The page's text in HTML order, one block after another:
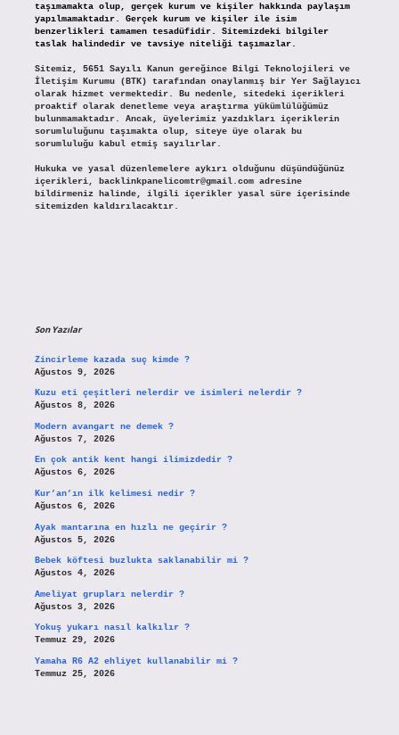
taşımamakta olup, gerçek kurum ve kişiler hakkında paylaşım
yapılmamaktadır. Gerçek kurum ve kişiler ile isim
benzerlikleri tamamen tesadüfidir. Sitemizdeki bilgiler
taslak halindedir ve tavsiye niteliği taşımazlar.
Sitemiz, 5651 Sayılı Kanun gereğince Bilgi Teknolojileri ve
İletişim Kurumu (BTK) tarafından onaylanmış bir Yer Sağlayıcı
olarak hizmet vermektedir. Bu nedenle, sitedeki içerikleri
proaktif olarak denetleme veya araştırma yükümlülüğümüz
bulunmamaktadır. Ancak, üyelerimiz yazdıkları içeriklerin
sorumluluğunu taşımakta olup, siteye üye olarak bu
sorumluluğu kabul etmiş sayılırlar.
Hukuka ve yasal düzenlemelere aykırı olduğunu düşündüğünüz
içerikleri,
backlinkpanelicomtr@gmail.comadresine
bildirmeniz halinde, ilgili içerikler yasal süre içerisinde
sitemizden kaldırılacaktır.
Son Yazılar
Zincirleme kazada suç kimde ?
Ağustos 9, 2026
Kuzu eti çeşitleri nelerdir ve isimleri nelerdir ?
Ağustos 8, 2026
Modern avangart ne demek ?
Ağustos 7, 2026
En çok antik kent hangi ilimizdedir ?
Ağustos 6, 2026
Kur’an’ın ilk kelimesi nedir ?
Ağustos 6, 2026
Ayak mantarına en hızlı ne geçirir ?
Ağustos 5, 2026
Bebek köftesi buzlukta saklanabilir mi ?
Ağustos 4, 2026
Ameliyat grupları nelerdir ?
Ağustos 3, 2026
Yokuş yukarı nasıl kalkılır ?
Temmuz 29, 2026
Yamaha R6 A2 ehliyet kullanabilir mi ?
Temmuz 25, 2026